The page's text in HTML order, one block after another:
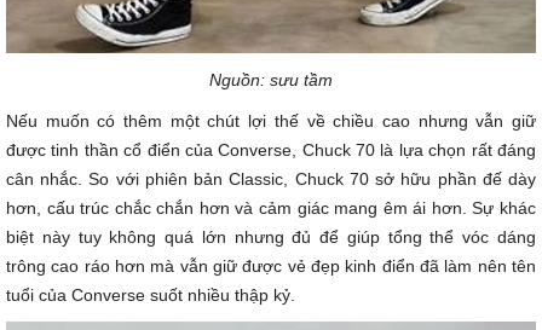
Nguồn: sưu tầm
Nếu muốn có thêm một chút lợi thế về chiều cao nhưng vẫn giữ
được tinh thần cổ điển của Converse, Chuck 70 là lựa chọn rất đáng
cân nhắc. So với phiên bản Classic, Chuck 70 sở hữu phần đế dày
hơn, cấu trúc chắc chắn hơn và cảm giác mang êm ái hơn. Sự khác
biệt này tuy không quá lớn nhưng đủ để giúp tổng thể vóc dáng
trông cao ráo hơn mà vẫn giữ được vẻ đẹp kinh điển đã làm nên tên
tuổi của Converse suốt nhiều thập kỷ.